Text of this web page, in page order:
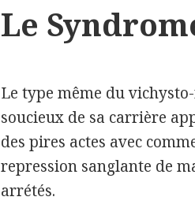
Le
Le type même du
soucieux de sa carrière
des pires actes avec
repression sanglante de
arrétés.